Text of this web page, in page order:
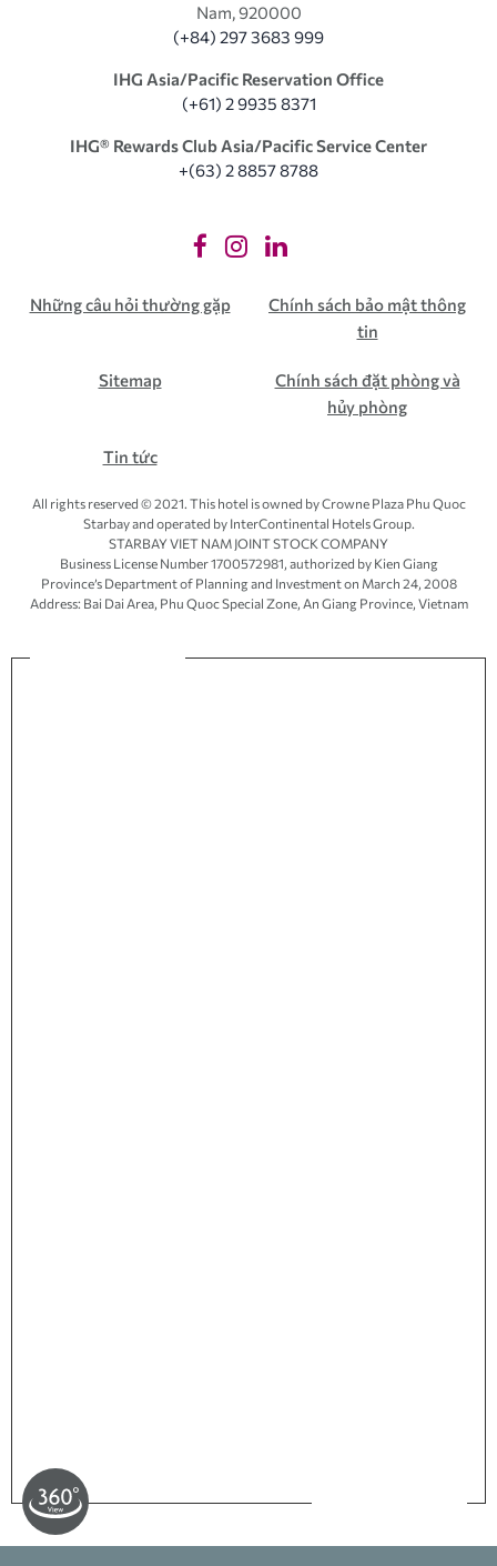
Nam, 920000
(+84) 297 3683 999
IHG Asia/Pacific Reservation Office
(+61) 2 9935 8371
IHG®️ Rewards Club Asia/Pacific Service Center
+(63) 2 8857 8788
Những câu hỏi thường gặp
Chính sách bảo mật thông
tin
Sitemap
Chính sách đặt phòng và
hủy phòng
Tin tức
All rights reserved © 2021. This hotel is owned by Crowne Plaza Phu Quoc
Starbay and operated by InterContinental Hotels Group.
STARBAY VIET NAM JOINT STOCK COMPANY
Business License Number 1700572981, authorized by Kien Giang
Province’s Department of Planning and Investmenton March 24, 2008
Address: Bai Dai Area, Phu Quoc Special Zone, An Giang Province, Vietnam